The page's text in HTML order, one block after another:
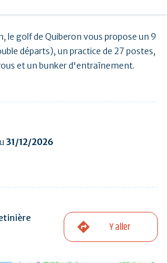
le golf de Quiberon vous propose un 9
départs), un practice de 27 postes,
et un bunker d'entraînement.
31/12/2026
Y aller